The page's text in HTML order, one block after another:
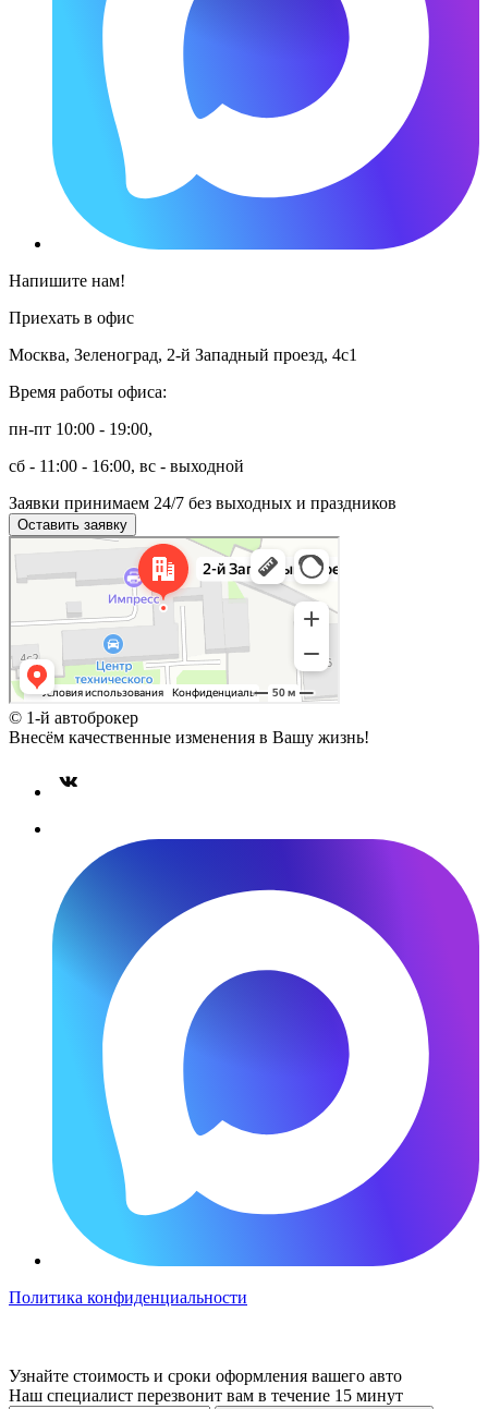
Напишите нам!
Приехать в офис
Москва, Зеленоград, 2-й Западный проезд, 4с1
Время работы офиса:
пн-пт 10:00 - 19:00,
сб - 11:00 - 16:00, вс - выходной
Заявки принимаем 24/7 без выходных и праздников
Оставить заявку
2-й Западный проезд, 4с1 на карте Зеленограда
© 1-й автоброкер
Внесём качественные изменения в Вашу жизнь!
Политика конфиденциальности
Узнайте стоимость и сроки оформления вашего авто
Наш специалист перезвонит вам в течение 15 минут